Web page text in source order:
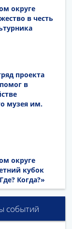
округе
в честь
проекта
в
музея им.
округе
кубок
Когда?»
событий